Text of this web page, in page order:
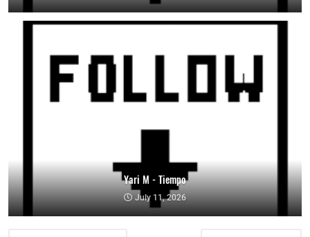
Yari M - Tiempo
July 11, 2026